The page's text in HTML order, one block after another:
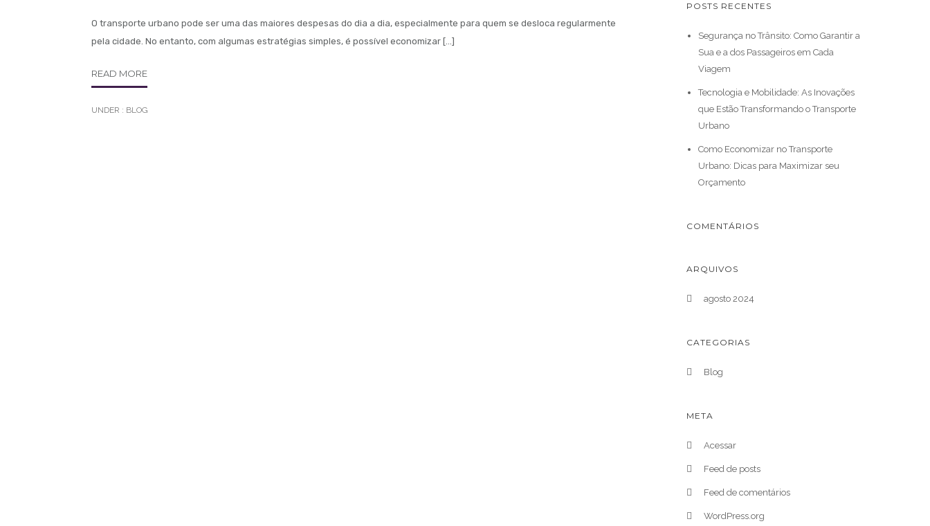
O transporte urbano pode ser uma das maiores despesas do dia a dia, especialmente para quem se desloca regularmente
pela cidade. No entanto, com algumas estratégias simples, é possível economizar […]
READ MORE
UNDER : BLOG
POSTS RECENTES
Segurança no Trânsito: Como Garantir a
Sua e a dos Passageiros em Cada
Viagem
Tecnologia e Mobilidade: As Inovações
que Estão Transformando o Transporte
Urbano
Como Economizar no Transporte
Urbano: Dicas para Maximizar seu
Orçamento
COMENTÁRIOS
ARQUIVOS
agosto 2024
CATEGORIAS
Blog
META
Acessar
Feed de posts
Feed de comentários
WordPress.org